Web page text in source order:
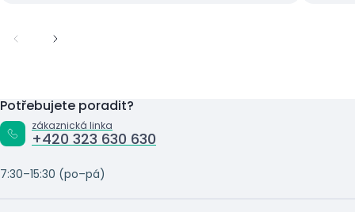
Potřebujete poradit?
zákaznická linka
+420 323 630 630
7:30–15:30 (po–pá)